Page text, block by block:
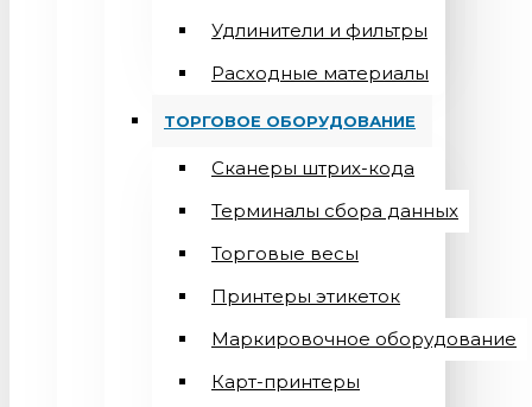
Удлинители и фильтры
Расходные материалы
ТОРГОВОЕ ОБОРУДОВАНИЕ
Сканеры штрих-кода
Терминалы сбора данных
Торговые весы
Принтеры этикеток
Маркировочное оборудование
Карт-принтеры